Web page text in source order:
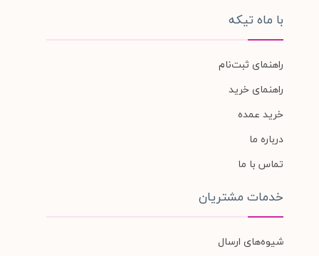
با ماه تیکه
راهنمای ثبت‌نام
راهنمای خرید
خرید عمده
درباره ما
تماس با ما
خدمات مشتریان
شیوه‌های ارسال